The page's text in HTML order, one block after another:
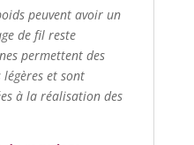
peuvent avoir un
de fil reste
permettent des
et sont
à la réalisation des